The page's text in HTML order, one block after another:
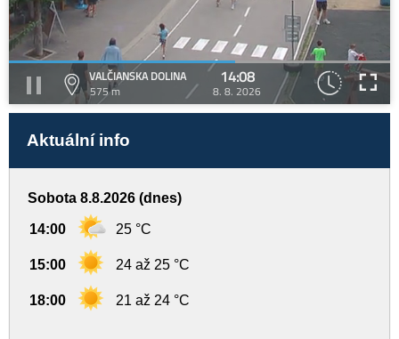
VALČIANSKA DOLINA
575 m
14:08
8. 8. 2026
Aktuální info
Sobota 8.8.2026 (dnes)
14:00 25 °C
15:00 24 až 25 °C
18:00 21 až 24 °C